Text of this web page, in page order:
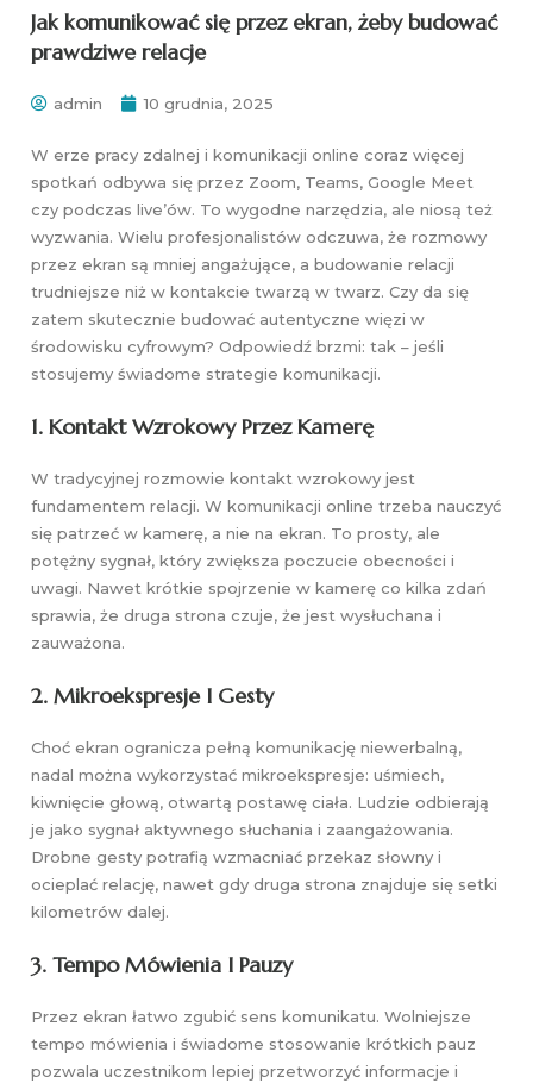
Jak komunikować się przez ekran, żeby budować
prawdziwe relacje
admin 10 grudnia, 2025
W erze pracy zdalnej i komunikacji online coraz więcej
spotkań odbywa się przez Zoom, Teams, Google Meet
czy podczas live’ów. To wygodne narzędzia, ale niosą też
wyzwania. Wielu profesjonalistów odczuwa, że rozmowy
przez ekran są mniej angażujące, a budowanie relacji
trudniejsze niż w kontakcie twarzą w twarz. Czy da się
zatem skutecznie budować autentyczne więzi w
środowisku cyfrowym? Odpowiedź brzmi: tak – jeśli
stosujemy świadome strategie komunikacji.
1. Kontakt Wzrokowy Przez Kamerę
W tradycyjnej rozmowie kontakt wzrokowy jest
fundamentem relacji. W komunikacji online trzeba nauczyć
się patrzeć w kamerę, a nie na ekran. To prosty, ale
potężny sygnał, który zwiększa poczucie obecności i
uwagi. Nawet krótkie spojrzenie w kamerę co kilka zdań
sprawia, że druga strona czuje, że jest wysłuchana i
zauważona.
2. Mikroekspresje I Gesty
Choć ekran ogranicza pełną komunikację niewerbalną,
nadal można wykorzystać mikroekspresje: uśmiech,
kiwnięcie głową, otwartą postawę ciała. Ludzie odbierają
je jako sygnał aktywnego słuchania i zaangażowania.
Drobne gesty potrafią wzmacniać przekaz słowny i
ocieplać relację, nawet gdy druga strona znajduje się setki
kilometrów dalej.
3. Tempo Mówienia I Pauzy
Przez ekran łatwo zgubić sens komunikatu. Wolniejsze
tempo mówienia i świadome stosowanie krótkich pauz
pozwala uczestnikom lepiej przetworzyć informacje i